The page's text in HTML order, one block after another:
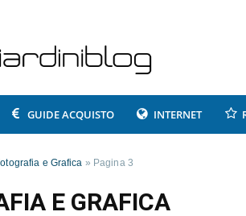
GUIDE ACQUISTO INTERNET
e Grafica » Pagina 3
E GRAFICA